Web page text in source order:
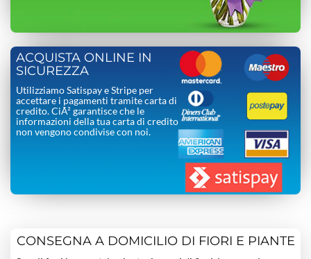
ACQUISTA ONLINE IN
SICUREZZA
Utilizziamo Satispay e Stripe per
accettare i pagamenti tramite carta di
credito. CiÃ² garantisce che le
informazioni della tua carta di credito
non vengono condivise con noi.
CONSEGNA A DOMICILIO DI FIORI E PIANTE